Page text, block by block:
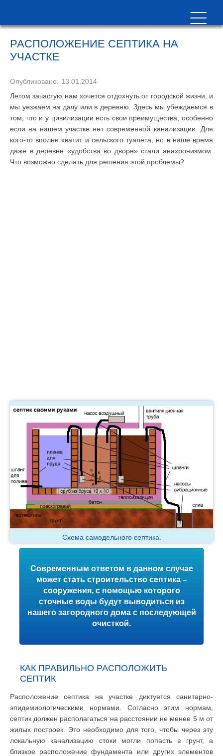
РАСПОЛОЖЕНИЕ СЕПТИКА НА
УЧАСТКЕ
Опубликовано: 13.01.2014
Летом зачастую нам хочется отдохнуть от городской жизни, и
мы уезжаем на дачу или в деревню. Здесь мы убеждаемся в
том, что и у цивилизации есть свои преимущества, особенно
если на нашем участке нет современной канализации. Для
кого-то вполне хватит и сельского туалета, но в наше время
даже в деревне «удобства во дворе» стали анахронизмом.
Что возможно сделать для решения этой проблемы?
Схема самодельного септика.
Современным ответом в данном случае
может стать строительство септика –
сооружения, с помощью которого
сточные воды будут выводиться из
нашего загородного дома с последующей
очисткой.
КАК ПРАВИЛЬНО РАСПОЛОЖИТЬ
СЕПТИК
Расположение септика на участке диктуется санитарно-
эпидемиологическими нормами. Согласно этим нормам,
септик должен располагаться на расстоянии не менее 5 м от
жилых построек. Это необходимо для того, чтобы через эту
локальную канализацию стоки могли попасть в грунт, а
близкое расположение фундамента или других элементов